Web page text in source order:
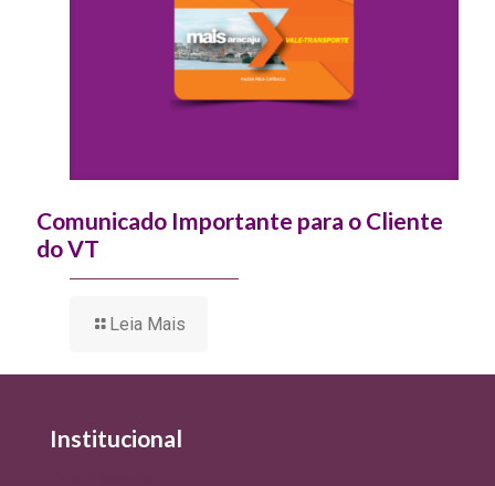
Comunicado Importante para o Cliente
do VT
Leia Mais
Institucional